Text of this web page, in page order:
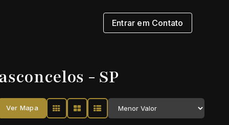
Entrar em Contato
- SP
Ver Mapa